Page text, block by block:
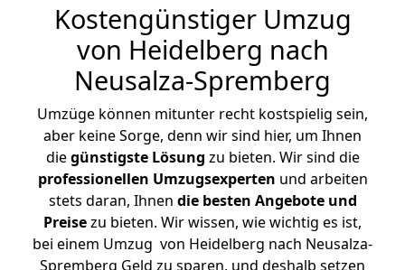
Kostengünstiger Umzug
von Heidelberg nach
Neusalza-Spremberg
Umzüge können mitunter recht kostspielig sein,
aber keine Sorge, denn wir sind hier, um Ihnen
diegünstigste Lösung zu bieten. Wir sind die
professionellen Umzugsexperten und arbeiten
stets daran, Ihnen die besten Angebote und
Preisezu bieten. Wir wissen, wie wichtig es ist,
bei einem Umzug von Heidelberg nach Neusalza-
Spremberg Geld zu sparen, und deshalb setzen